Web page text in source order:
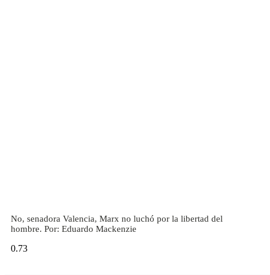
No, senadora Valencia, Marx no luchó por la libertad del
hombre. Por: Eduardo Mackenzie